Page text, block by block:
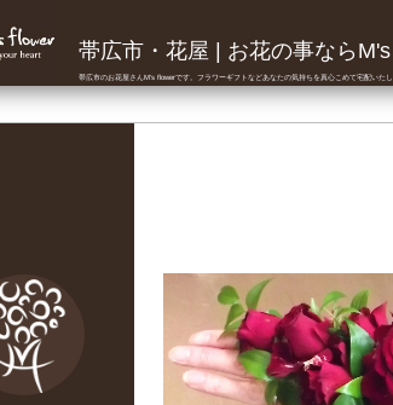
帯広市・花屋 | お花の事なら
帯広市のお花屋さんM's flowerです。フラワーギフトなどあなたの気持ちを真心こめて宅配いたし